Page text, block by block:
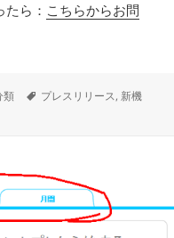
ら： こちらからお問
類
タ
プレスリリース, 新機